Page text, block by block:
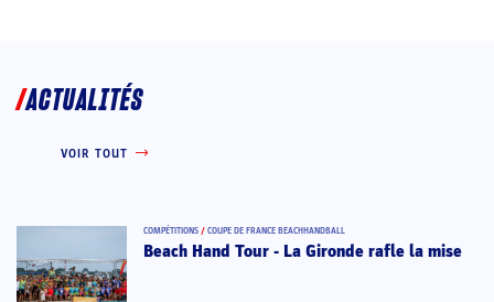
ACTUALITÉS
VOIR TOUT
COMPÉTITIONS / COUPE DE FRANCE BEACHHANDBALL
Beach Hand Tour - La Gironde rafle la mise